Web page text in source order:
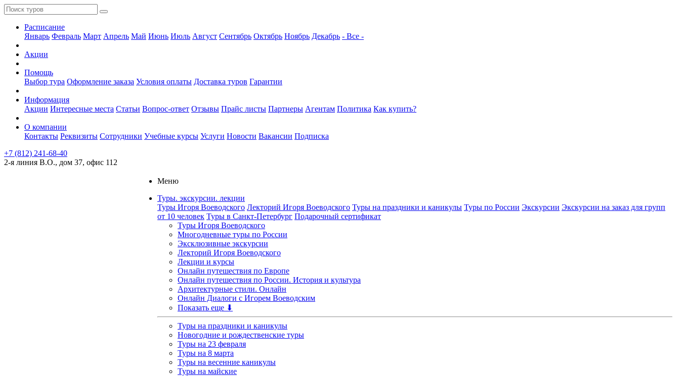
Расписание
Январь Февраль Март Апрель Май Июнь Июль Август Сентябрь Октябрь Ноябрь Декабрь - Все -
Акции
Помощь
Выбор тура Оформление заказа Условия оплаты Доставка туров Гарантии
Информация
Акции Интересные места Статьи Вопрос-ответ Отзывы Прайс листы Партнеры Агентам Политика Как купить?
О компании
Контакты Реквизиты Сотрудники Учебные курсы Услуги Новости Вакансии Подписка
+7 (812) 241-68-40
2-я линия В.О., дом 37, офис 112
Меню
Туры. экскурсии. лекции
Туры Игоря Воеводского Лекторий Игоря Воеводского Туры на праздники и каникулы Туры по России Экскурсии Экскурсии на заказ для групп
от 10 человек Туры в Санкт-Петербург Подарочный сертификат
Туры Игоря Воеводского
Многодневные туры по России
Эксклюзивные экскурсии
Лекторий Игоря Воеводского
Лекции и курсы
Онлайн путешествия по Европе
Онлайн путешествия по России. История и культура
Архитектурные стили. Онлайн
Онлайн Диалоги с Игорем Воеводским
Показать еще ⬇
Туры на праздники и каникулы
Новогодние и рождественские туры
Туры на 23 февраля
Туры на 8 марта
Туры на весенние каникулы
Туры на майские